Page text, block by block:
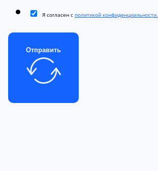
Я согласен с политикой конфиденциальности.
Отправить